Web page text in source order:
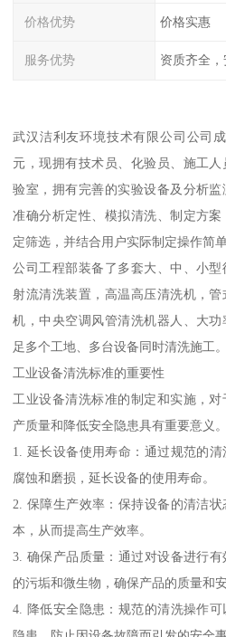
价格优势 价格实惠
服务优势 资质齐全
武汉洁利友环境技术有限公司公司
元，现拥有技术员、化验员、施工
验室，拥有完善的实验设备及分析
准确分析定性、模拟清洗、制定方
定筛选，并结合用户实际制定操作简
公司工程部装备了多套大、中、小
射流清洗装置，高温高压清洗机，
机，中央空调风管清洗机器人、大
足多个工地、多台设备同时清洗施工。
工业设备清洗标准的重要性
工业设备清洗标准的制定和实施，
产质量和降低安全隐患具有重要意义
1. 延长设备使用寿命：通过规范的
腐蚀和磨损，延长设备的使用寿命。
2. 保障生产效率：保持设备的清洁
本，从而提高生产效率。
3. 确保产品质量：通过对设备进行
的污垢和微生物，确保产品的质量和安
4. 降低安全隐患：规范的清洗操作